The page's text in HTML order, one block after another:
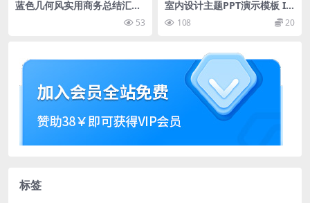
蓝色几何风实用商务总结汇报
53
室内设计主题PPT演示模板 In
terior Design PowerPoint P
resentation Template
108 20
标签